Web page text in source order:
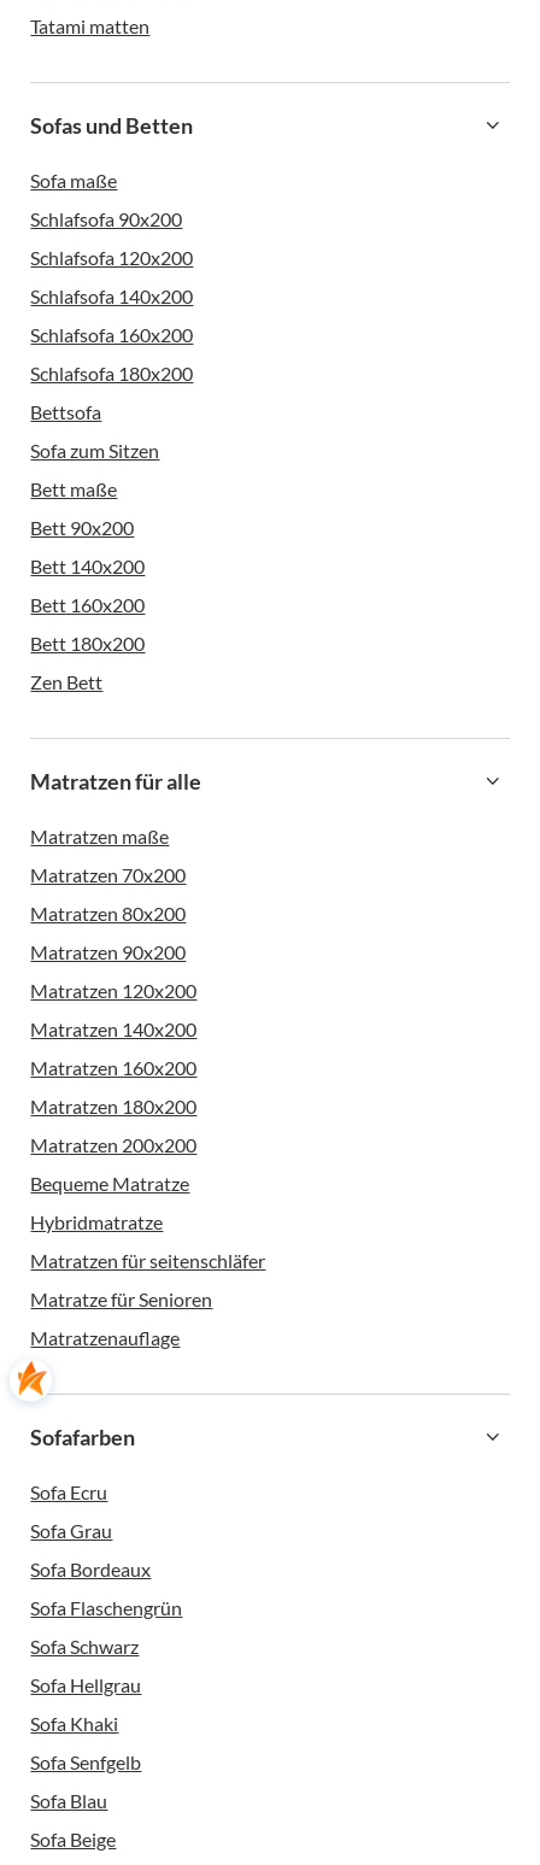
Tatami matten
Sofas und Betten
Sofa maße
Schlafsofa 90x200
Schlafsofa 120x200
Schlafsofa 140x200
Schlafsofa 160x200
Schlafsofa 180x200
Bettsofa
Sofa zum Sitzen
Bett maße
Bett 90x200
Bett 140x200
Bett 160x200
Bett 180x200
Zen Bett
Matratzen für alle
Matratzen maße
Matratzen 70x200
Matratzen 80x200
Matratzen 90x200
Matratzen 120x200
Matratzen 140x200
Matratzen 160x200
Matratzen 180x200
Matratzen 200x200
Bequeme Matratze
Hybridmatratze
Matratzen für seitenschläfer
Matratze für Senioren
Matratzenauflage
Sofafarben
Sofa Ecru
Sofa Grau
Sofa Bordeaux
Sofa Flaschengrün
Sofa Schwarz
Sofa Hellgrau
Sofa Khaki
Sofa Senfgelb
Sofa Blau
Sofa Beige